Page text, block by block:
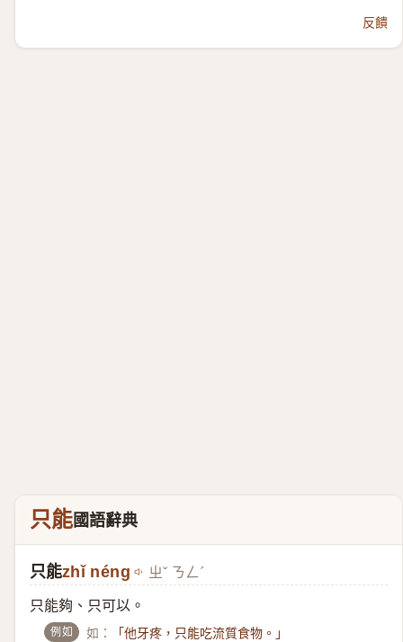
反饋
只能國語辭典
只能zhǐ néng ㄓˇ ㄋㄥˊ
只能夠、只可以。
例如 如： 「他牙疼，只能吃流質食物。」